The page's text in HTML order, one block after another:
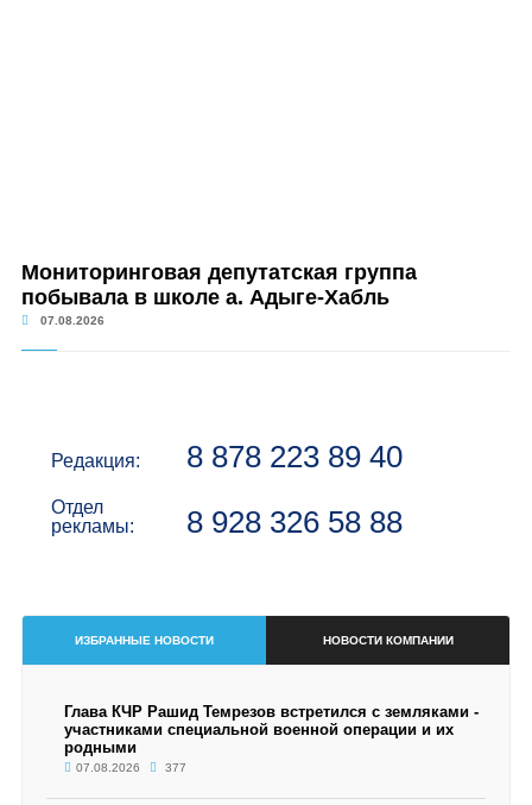
Мониторинговая депутатская группа
побывала в школе а. Адыге-Хабль
07.08.2026
Редакция: 8 878 223 89 40
Отдел
рекламы:
8 928 326 58 88
ИЗБРАННЫЕ НОВОСТИ НОВОСТИ КОМПАНИИ
Глава КЧР Рашид Темрезов встретился с земляками -
участниками специальной военной операции и их
родными
07.08.2026 377